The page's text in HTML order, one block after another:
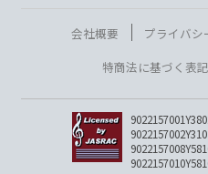
会社概要 プライバシ
特商法に基づく表記